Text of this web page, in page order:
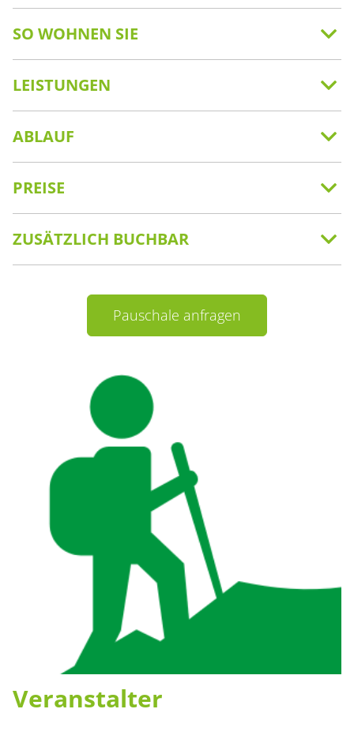
SO WOHNEN SIE
LEISTUNGEN
ABLAUF
PREISE
ZUSÄTZLICH BUCHBAR
Pauschale anfragen
Veranstalter